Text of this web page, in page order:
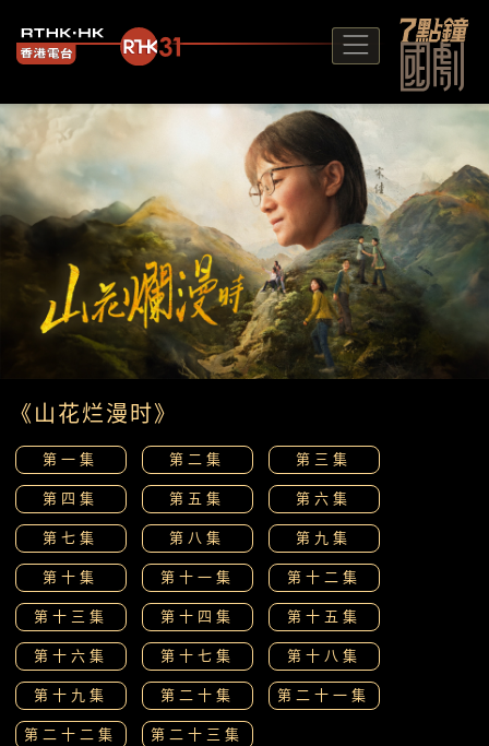
《山花烂漫时》
第一集 第二集
第三集
第四集
第五集
第六集
第七集
第八集
第九集
第十集
第十一集
第十二集
第十三集
第十四集
第十五集
第十六集
第十七集
第十八集
第十九集
第二十集
第二十一集
第二十二集
第二十三集